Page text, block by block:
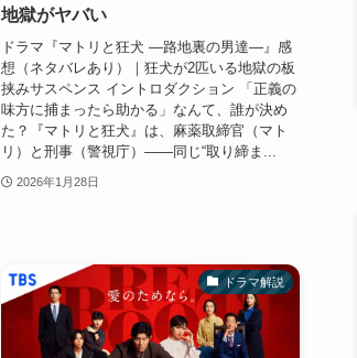
地獄がヤバい
ドラマ『マトリと狂犬 ―路地裏の男達―』感
想（ネタバレあり）｜狂犬が2匹いる地獄の板
挟みサスペンス イントロダクション 「正義の
味方に捕まったら助かる」なんて、誰が決め
た？『マトリと狂犬』は、麻薬取締官（マト
リ）と刑事（警視庁）――同じ“取り締ま...
2026年1月28日
ドラマ解説